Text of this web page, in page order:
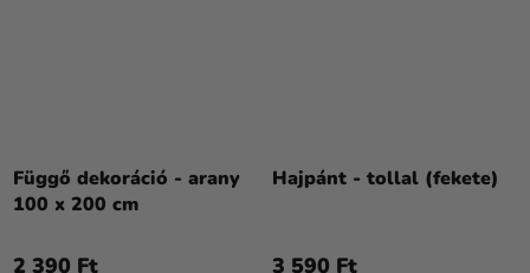
Függő dekoráció - arany
100 x 200 cm
2 390 Ft
Hajpánt - tollal (fekete)
3 590 Ft